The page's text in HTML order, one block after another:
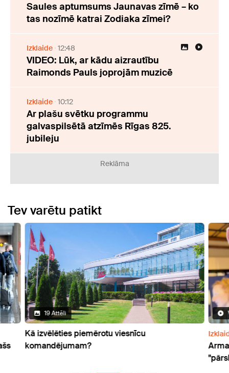
Saules aptumsums Jaunavas zīmē – ko
tas nozīmē katrai Zodiaka zīmei?
Izklaide 12:48
VIDEO: Lūk, ar kādu aizrautību
Raimonds Pauls joprojām muzicē
Izklaide 10:12
Ar plašu svētku programmu
galvaspilsētā atzīmēs Rīgas 825.
jubileju
Reklāma
Tev varētu patikt
19 Attēli
Kā izvēlēties piemērotu viesnīcu
komandējumam?